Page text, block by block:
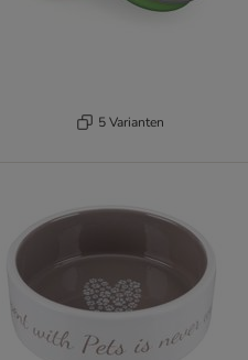
5 Varianten